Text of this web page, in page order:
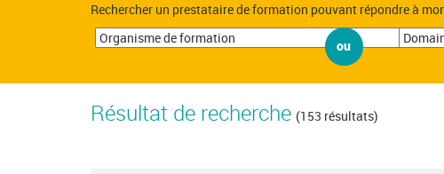
Rechercher un prestataire de formation pouvant répondre à
ou
Résultat de recherche (153 résultats)